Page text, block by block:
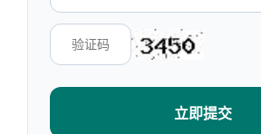
立即提交